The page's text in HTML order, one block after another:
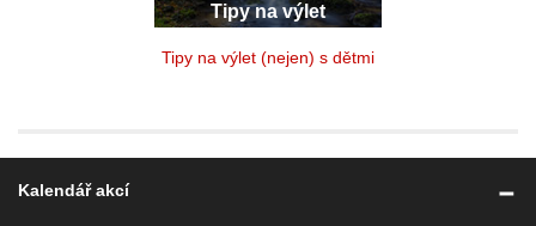
Tipy na výlet
Tipy na výlet (nejen) s dětmi
Kalendář akcí